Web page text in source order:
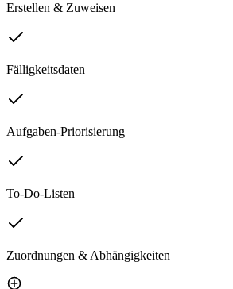
Erstellen & Zuweisen
Fälligkeitsdaten
Aufgaben-Priorisierung
To-Do-Listen
Zuordnungen & Abhängigkeiten